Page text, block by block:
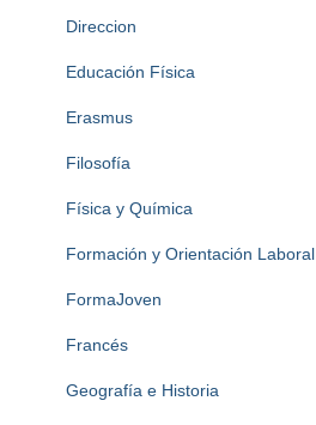
Direccion
Educación Física
Erasmus
Filosofía
Física y Química
Formación y Orientación Laboral
FormaJoven
Francés
Geografía e Historia